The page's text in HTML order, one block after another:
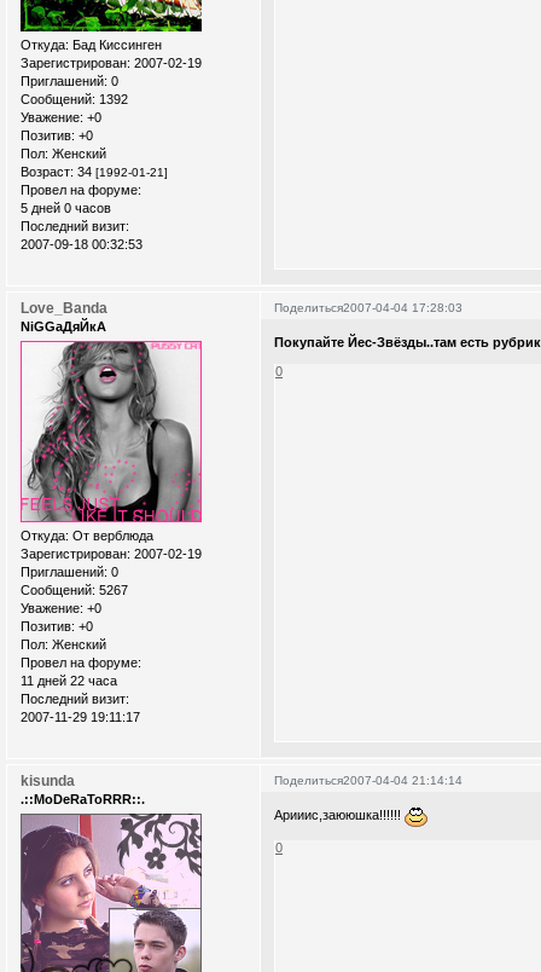
Откуда: Бад Киссинген
Зарегистрирован: 2007-02-19
Приглашений: 0
Сообщений: 1392
Уважение: +0
Позитив: +0
Пол: Женский
Возраст: 34 [1992-01-21]
Провел на форуме:
5 дней 0 часов
Последний визит:
2007-09-18 00:32:53
Поделиться2007-04-04 17:28:03
Love_Banda
NiGGaДяЙкА
Откуда: От верблюда
Зарегистрирован: 2007-02-19
Приглашений: 0
Сообщений: 5267
Уважение: +0
Позитив: +0
Пол: Женский
Провел на форуме:
11 дней 22 часа
Последний визит:
2007-11-29 19:11:17
Покупайте Йес-Звёзды..там есть
0
Поделиться2007-04-04 21:14:14
kisunda
.::MoDeRaToRRR::.
Арииис,заююшка!!!!!!
0